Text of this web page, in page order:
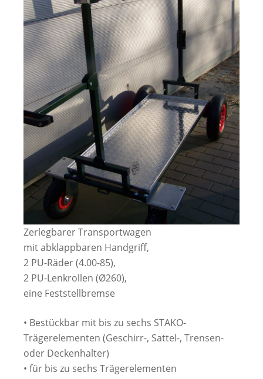
Zerlegbarer Transportwagen
mit abklappbaren Handgriff,
2 PU-Räder (4.00-85),
2 PU-Lenkrollen (Ø260),
eine Feststellbremse
• Bestückbar mit bis zu sechs STAKO-
Trägerelementen (Geschirr-, Sattel-, Trensen-
oder Deckenhalter)
• für bis zu sechs Trägerelementen